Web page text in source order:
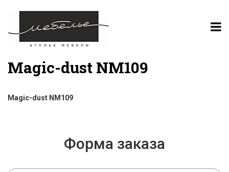
Magic-dust NM109
Magic-dust NM109
Форма заказа